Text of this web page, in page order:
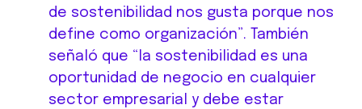
de sostenibilidad nos gusta porque nos
define como organización”. También
señaló que “la sostenibilidad es una
oportunidad de negocio en cualquier
sector empresarial y debe estar